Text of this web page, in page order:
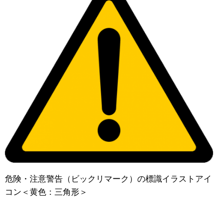
危険・注意警告（ビックリマーク）の標識イラストアイ
コン＜黄色：三角形＞